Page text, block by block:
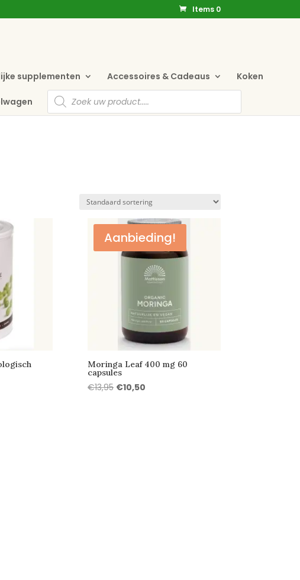
Items 0
supplementen Accessoires & Cadeaus Koken
Producten
zoeken
Aanbieding!
Moringa Leaf 400 mg 60
capsules
€13,95 Oorspronkelijke
€10,50